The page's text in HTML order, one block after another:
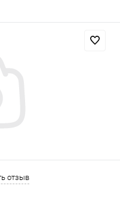
отзыв